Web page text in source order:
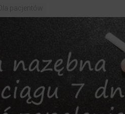
Dla pacjentów